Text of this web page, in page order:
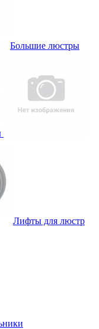
Большие люстры
Лифты для люстр